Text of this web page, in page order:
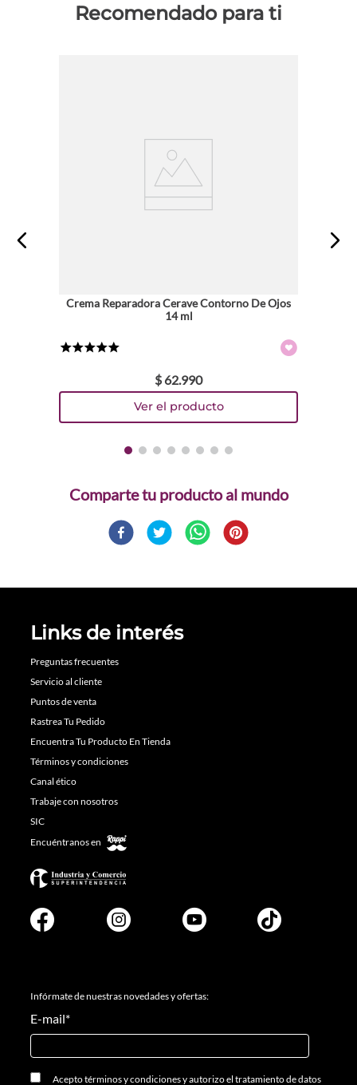
Recomendado para ti
Crema Reparadora Cerave Contorno De Ojos
14 ml
$ 62.990
Comparte
Links de interés
Preguntas frecuentes
Servicio al cliente
Puntos de venta
Rastrea Tu Pedido
Encuentra Tu Producto En Tienda
Términos y condiciones
Canal ético
Trabaje con nosotros
SIC
Encuéntranos en
Infórmate de nuestras novedades y ofertas:
E-mail*
Aceptotérminos y condicionesyautorizo el tratamiento de datos